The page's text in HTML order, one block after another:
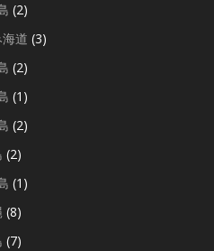
(2)
道 (3)
(2)
(1)
(2)
(2)
(1)
(8)
(7)